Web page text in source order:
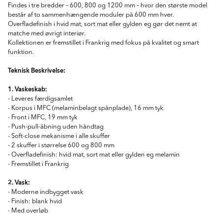
Findes i tre bredder – 600, 800 og 1200 mm – hvor den største model
består af to sammenhængende moduler på 600 mm hver.
Overfladefinish i hvid mat, sort mat eller gylden eg gør det nemt at
matche med øvrigt interiør.
Kollektionen er fremstillet i Frankrig med fokus på kvalitet og smart
funktion.
Teknisk Beskrivelse:
1. Vaskeskab:
- Leveres færdigsamlet
- Korpus i MFC (melaminbelagt spånplade), 16 mm tyk
- Front i MFC, 19 mm tyk
- Push-pull-åbning uden håndtag
- Soft-close mekanisme i alle skuffer
- 2 skuffer i størrelse 600 og 800 mm
- Overfladefinish: hvid mat, sort mat eller gylden eg melamin
- Fremstillet i Frankrig
2. Vask:
- Moderne indbygget vask
- Finish: blank hvid
- Med overløb